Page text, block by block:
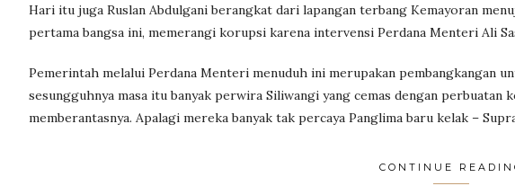
Hari itu juga Ruslan Abdulgani berangkat dari lapangan terbang Kemayoran
pertama bangsa ini, memerangi korupsi karena intervensi Perdana Menteri Ali
Pemerintah melalui Perdana Menteri menuduh ini merupakan pembangkangan
sesungguhnya masa itu banyak perwira Siliwangi yang cemas dengan
memberantasnya. Apalagi mereka banyak tak percaya Panglima baru kelak –
CONTINUE